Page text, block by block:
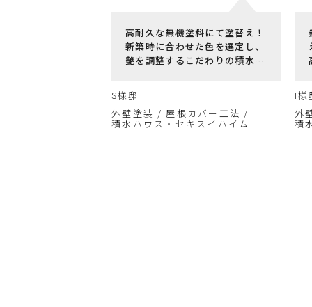
高耐久な無機塗料にて塗替え！
新築時に合わせた色を選定し、
艶を調整するこだわりの積水ハ
S様邸
外壁塗装
屋根カバー工法
積水ハウス・セキスイハイム
I様
外
積